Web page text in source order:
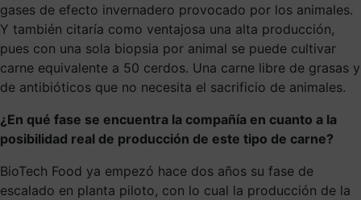
gases de efecto invernadero provocado por los animales.
Y también citaría como ventajosa una alta producción,
pues con una sola biopsia por animal se puede cultivar
carne equivalente a 50 cerdos. Una carne libre de grasas y
de antibióticos que no necesita el sacrificio de animales.
¿En qué fase se encuentra la compañía en cuanto a la
posibilidad real de producción de este tipo de carne?
BioTech Food ya empezó hace dos años su fase de
escalado en planta piloto, con lo cual la producción de la